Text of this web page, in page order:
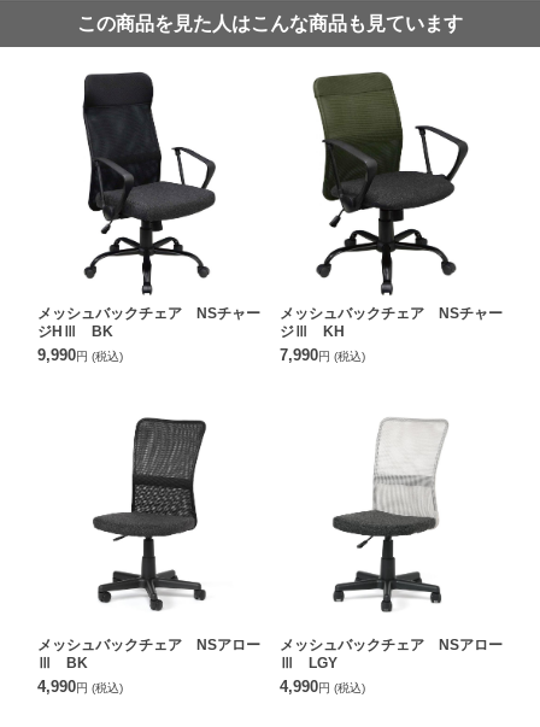
この商品を見た人はこんな商品も見ています
メッシュバックチェア NSチャー
ジHⅢ BK
9,990円 (税込)
メッシュバックチェア NSチャー
ジⅢ KH
7,990円 (税込)
メッシュバックチェア NSアロー
Ⅲ BK
4,990円 (税込)
メッシュバックチェア NSアロー
Ⅲ LGY
4,990円 (税込)